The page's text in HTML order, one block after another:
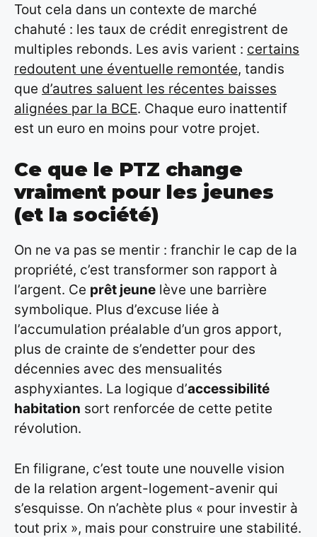
Tout cela dans un contexte de marché
chahuté : les taux de crédit enregistrent de
multiples rebonds. Les avis varient : certains
redoutent une éventuelle remontée, tandis
que d’autres saluent les récentes baisses
alignées par la BCE. Chaque euro inattentif
est un euro en moins pour votre projet.
Ce que le PTZ change
vraiment pour les jeunes
(et la société)
On ne va pas se mentir : franchir le cap de la
propriété, c’est transformer son rapport à
l’argent. Ce prêt jeune lève une barrière
symbolique. Plus d’excuse liée à
l’accumulation préalable d’un gros apport,
plus de crainte de s’endetter pour des
décennies avec des mensualités
asphyxiantes. La logique d’accessibilité
habitation sort renforcée de cette petite
révolution.
En filigrane, c’est toute une nouvelle vision
de la relation argent-logement-avenir qui
s’esquisse. On n’achète plus « pour investir à
tout prix », mais pour construire une stabilité.